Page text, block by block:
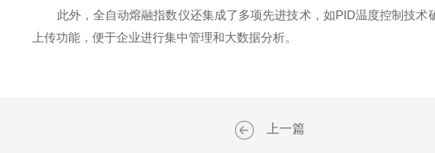
此外，全自动熔融指数仪还集成了多项先进技术，如PID温度控制技术
上传功能，便于企业进行集中管理和大数据分析。
上一篇